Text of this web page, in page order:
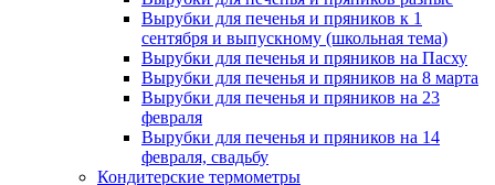
Вырубки для печенья и пряников к 1
сентября и выпускному (школьная тема)
Вырубки для печенья и пряников на Пасху
Вырубки для печенья и пряников на 8 марта
Вырубки для печенья и пряников на 23
февраля
Вырубки для печенья и пряников на 14
февраля, свадьбу
Кондитерские термометры